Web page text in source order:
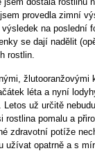
provedla zimní
na poslední
se dají nadělit
rostlin.
žlutooranžovými
léta a nyní
už určitě
pomalu a
zdravotní potíže
užívat opatrně a s